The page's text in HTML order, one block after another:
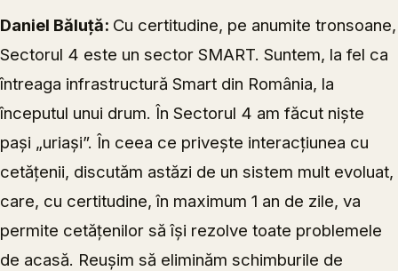
Daniel Băluță: Cu certitudine, pe anumite tronsoane,
Sectorul 4 este un sector SMART. Suntem, la fel ca
întreaga infrastructură Smart din România, la
începutul unui drum. În Sectorul 4 am făcut niște
pași „uriași”. În ceea ce privește interacțiunea cu
cetățenii, discutăm astăzi de un sistem mult evoluat,
care, cu certitudine, în maximum 1 an de zile, va
permite cetățenilor să își rezolve toate problemele
de acasă. Reușim să eliminăm schimburile de